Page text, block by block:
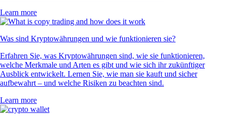
Learn more
Was sind Kryptowährungen und wie funktionieren sie?
Erfahren Sie, was Kryptowährungen sind, wie sie funktionieren,
welche Merkmale und Arten es gibt und wie sich ihr zukünftiger
Ausblick entwickelt. Lernen Sie, wie man sie kauft und sicher
aufbewahrt – und welche Risiken zu beachten sind.
Learn more